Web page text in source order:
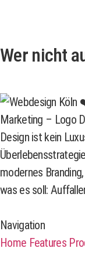
Wer nicht
Design ist kein
modernes
was es soll:
Navigation
Home Features